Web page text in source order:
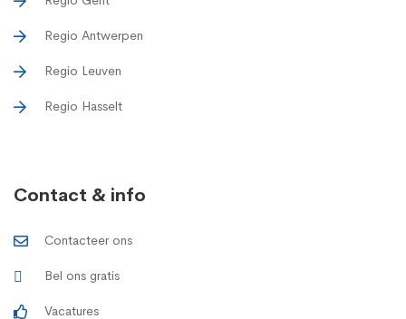
Regio Antwerpen
Regio Leuven
Regio Hasselt
Contact & info
Contacteer ons
Bel ons gratis
Vacatures